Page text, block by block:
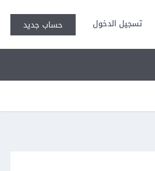
تسجيل الدخول حساب جديد